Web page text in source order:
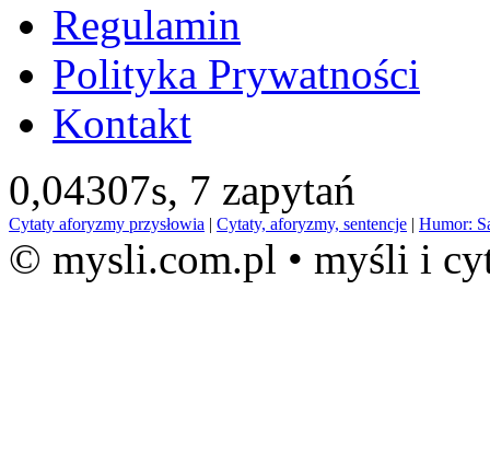
Regulamin
Polityka Prywatności
Kontakt
0,04307s, 7 zapytań
Cytaty aforyzmy przysłowia | Cytaty, aforyzmy, sentencje | Humor:
© mysli.com.pl • myśli i